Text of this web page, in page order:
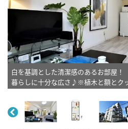
白を基調とした清潔感のあるお部屋
暮らしに十分な広さ♪※植木と額とク